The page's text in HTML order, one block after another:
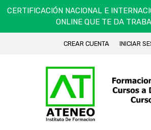
CERTIFICACIÓN NACIONAL E
ONLINE QUE TE DA
CREAR CUENTA INICIAR